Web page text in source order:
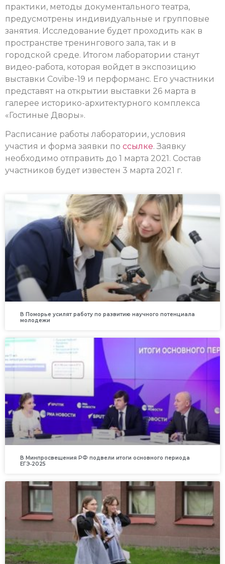
практики, методы документального театра,
предусмотрены индивидуальные и групповые
занятия. Исследование будет проходить как в
пространстве тренингового зала, так и в
городской среде. Итогом лаборатории станут
видео-работа, которая войдет в экспозицию
выставки Covibe-19 и перформанс. Его участники
представят на открытии выставки 26 марта в
галерее историко-архитектурного комплекса
«Гостиные Дворы».
Расписание работы лаборатории, условия
участия и форма заявки по ссылке. Заявку
необходимо отправить до 1 марта 2021. Состав
участников будет известен 3 марта 2021 г.
В Поморье усилят работу по развитию научного потенциала
молодежи
В Минпросвещения РФ подвели итоги основного периода
ЕГЭ‑2025